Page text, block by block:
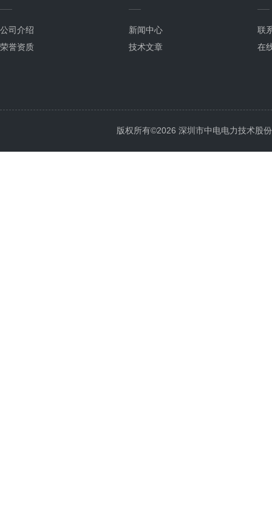
公司介绍
荣誉资质
新闻中心
技术文章
联
在
版权所有©2026 深圳市中电电力技术股